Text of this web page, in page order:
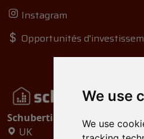
We use
We use
Instagram
Opportunités
Schubertiades, Ltd.
UK